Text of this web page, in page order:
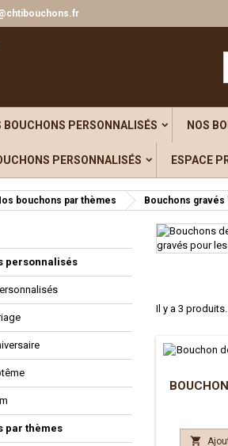
BOUCHONS PERSONNALISÉS NOS
PERSONNALISÉS ESPACE
bouchons par thèmes Bouchons
personnalisés
par thèmes
Il y a 3 produits.
